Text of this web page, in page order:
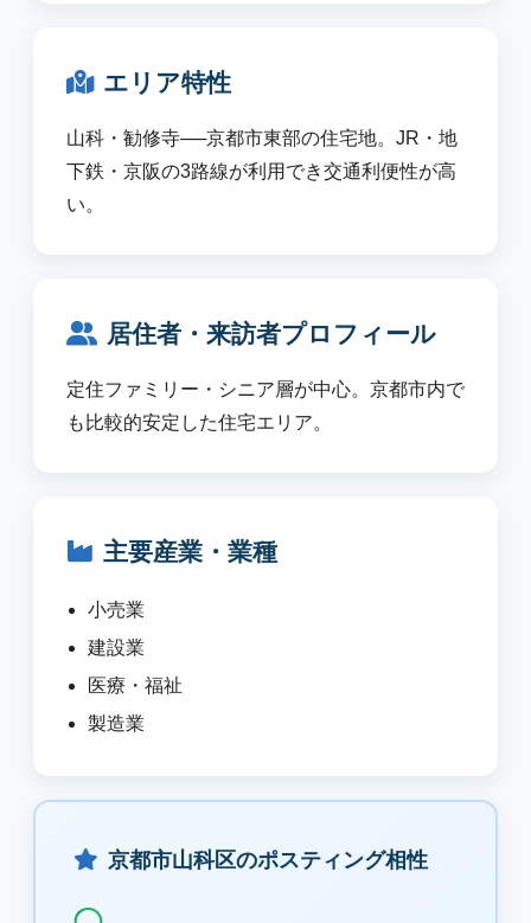
エリア特性
山科・勧修寺──京都市東部の住宅地。JR・地
下鉄・京阪の3路線が利用でき交通利便性が高
い。
居住者・来訪者プロフィール
定住ファミリー・シニア層が中心。京都市内で
も比較的安定した住宅エリア。
主要産業・業種
小売業
建設業
医療・福祉
製造業
京都市山科区のポスティング相性